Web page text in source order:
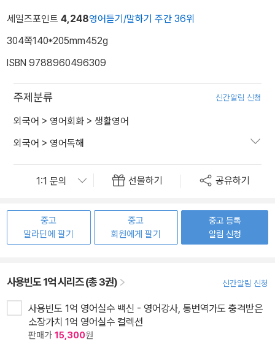
세일즈포인트 4,248영어듣기/말하기 주간 36위
304쪽140*205mm452g
ISBN 9788960496309
주제분류 신간알림 신청
외국어 > 영어회화 > 생활영어
외국어 > 영어독해
선물하기 공유하기
중고
알라딘에 팔기
중고
회원에게 팔기
중고 등록
알림 신청
사용빈도 1억 시리즈 (총 3권) 신간알림 신청
사용빈도 1억 영어실수 백신 - 영어강사, 통번역가도 충격받은
소장가치 1억 영어실수 컬렉션
판매가 15,300원